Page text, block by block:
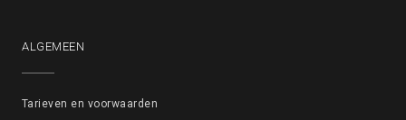
ALGEMEEN
Tarieven en voorwaarden